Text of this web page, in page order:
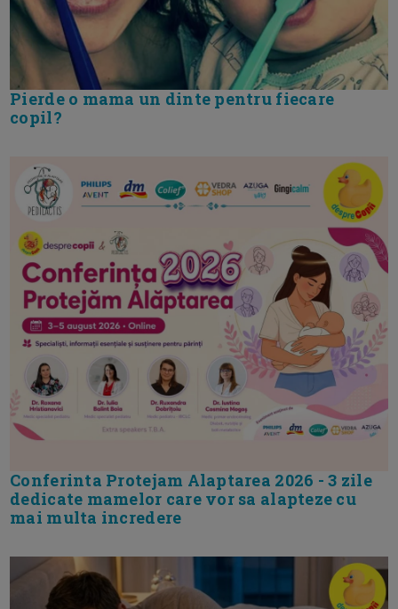
Pierde o mama un dinte pentru fiecare
copil?
Conferinta Protejam Alaptarea 2026 - 3 zile
dedicate mamelor care vor sa alapteze cu
mai multa incredere